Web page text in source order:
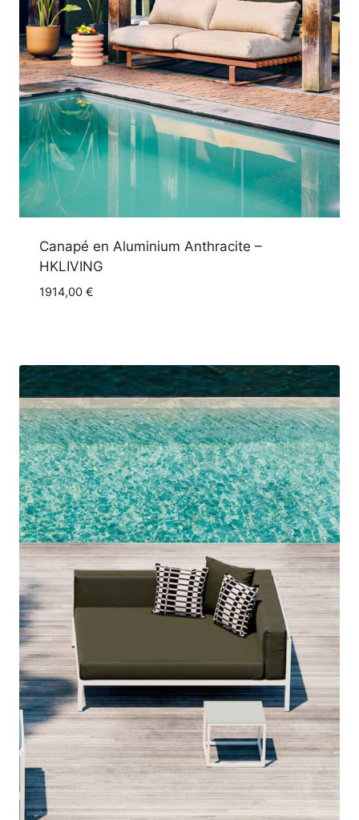
Canapé en Aluminium Anthracite –
HKLIVING
1914,00 €